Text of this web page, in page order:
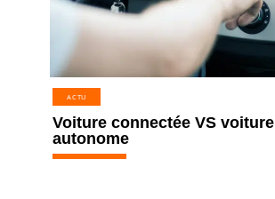
ACTU
Voiture connectée VS voiture
autonome